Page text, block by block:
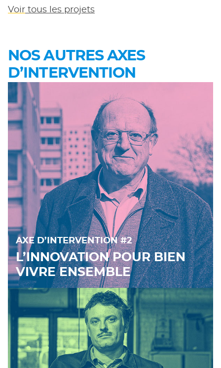
Voir tous les projets
NOS AUTRES AXES
D’INTERVENTION
AXE D’INTERVENTION #2
L’INNOVATION POUR BIEN
VIVRE ENSEMBLE